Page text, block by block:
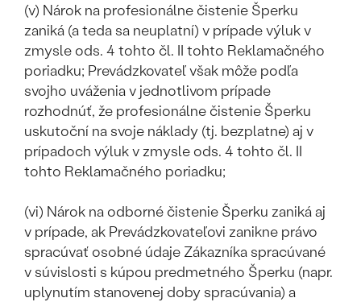
(v) Nárok na profesionálne čistenie Šperku
zaniká (a teda sa neuplatní) v prípade výluk v
zmysle ods. 4 tohto čl. II tohto Reklamačného
poriadku; Prevádzkovateľ však môže podľa
svojho uváženia v jednotlivom prípade
rozhodnúť, že profesionálne čistenie Šperku
uskutoční na svoje náklady (tj. bezplatne) aj v
prípadoch výluk v zmysle ods. 4 tohto čl. II
tohto Reklamačného poriadku;
(vi) Nárok na odborné čistenie Šperku zaniká aj
v prípade, ak Prevádzkovateľovi zanikne právo
spracúvať osobné údaje Zákazníka spracúvané
v súvislosti s kúpou predmetného Šperku (napr.
uplynutím stanovenej doby spracúvania) a